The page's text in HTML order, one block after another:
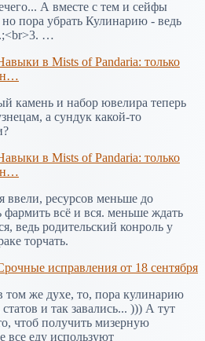
А вместе с тем и сейфы
пора убрать Кулинарию - ведь
…
в Mists of Pandaria: только
камень и набор ювелира теперь
а сундук какой-то
в Mists of Pandaria: только
ресурсов меньше до
всё и вся. меньше ждать
ведь родительский конроль у
торчать.
исправления от 18 сентября
том же духе, то, пора кулинарию
и так завались... ))) А тут
чтоб получить мизерную
все еду используют